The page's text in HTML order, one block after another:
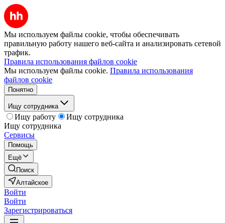
Мы используем файлы cookie, чтобы обеспечивать
правильную работу нашего веб-сайта и анализировать сетевой
трафик.
Правила использования файлов cookie
Мы используем файлы cookie. Правила использования
файлов cookie
Понятно
Ищу сотрудника
Ищу работу
Ищу сотрудника
Ищу сотрудника
Сервисы
Помощь
Ещё
Поиск
Алтайское
Войти
Войти
Зарегистрироваться